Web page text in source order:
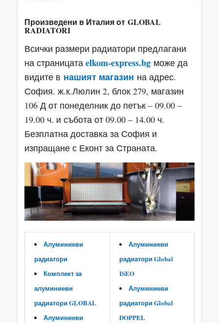
Произведени в Италия от GLOBAL
RADIATORI
Всички размери радиатори предлагани
на страницата elkom-express.bgможе да
видите в нашият магазин на адрес.
София. ж.к.Люлин 2, блок 279, магазин
106 Д от понеделник до петък – 09.00 –
19.00 ч. и събота от 09.00 – 14.00 ч.
Безплатна доставка за София и
изпращане с Еконт за Страната.
Алуминиеви
радиатори
Комплект за
алуминиеви
радиатори GLOBAL
Алуминиеви
Алуминиеви
радиатори Global
ISEO
Алуминиеви
радиатори Global
DOPPEL